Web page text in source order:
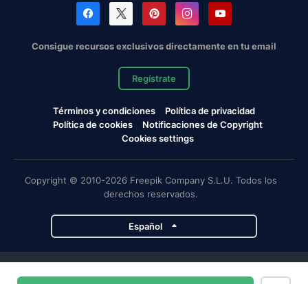
Consigue recursos exclusivos directamente en tu email
Regístrate
Términos y condiciones
Política de privacidad
Política de cookies
Notificaciones de Copyright
Cookies settings
Copyright © 2010-2026 Freepik Company S.L.U. Todos los
derechos reservados.
Español